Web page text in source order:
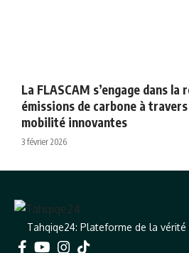
La FLASCAM s’engage dans la
émissions de carbone à
mobilité innovantes
3 février 2026
Tahqiqe24: Plateforme de la